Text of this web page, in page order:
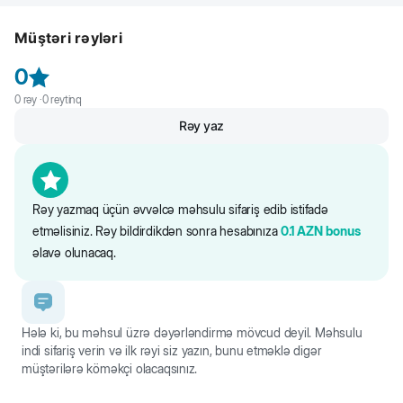
Uzunluğu 5 m
25 kq-dək itlər üçün
Qulpu tənzimlənir
Rahat əyləc sistemi
Məhsulun çəkisi təxminən 330 q
Müştəri rəyləri
0
0rəy ·0reytinq
Rəy yazmaq üçün əvvəlcə məhsulu sifariş edib istifadə
etməlisiniz. Rəy bildirdikdən sonra hesabınıza0.1 AZN bonus
əlavə olunacaq.
Rəy yaz
Hələ ki, bu məhsul üzrə dəyərləndirmə mövcud deyil. Məhsulu
indi sifariş verin və ilk rəyi siz yazın, bunu etməklə digər
müştərilərə köməkçi olacaqsınız.